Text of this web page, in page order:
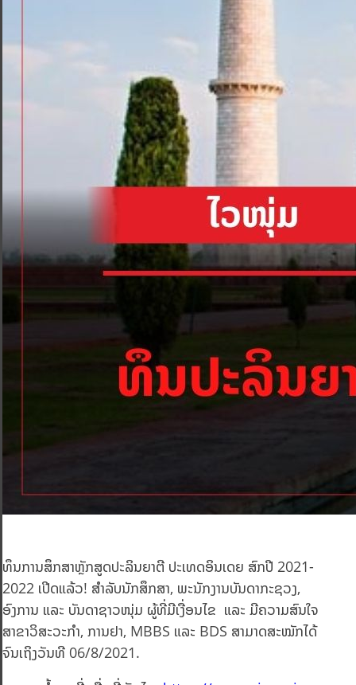
ທຶນການສຶກສາຫຼັກສູດປະລິນຍາຕີ ປະເທດອິນເດຍ ສົກປີ 2021-
2022 ເປີດແລ້ວ! ສຳລັບນັກສຶກສາ, ພະນັກງານບັນດາກະຊວງ,
ອົງການ ແລະ ບັນດາຊາວໜຸ່ມ ຜູ້ທີ່ມີເງື່ອນໄຂ ແລະ ມີຄວາມສົນໃຈ
ສາຂາວິສະວະກຳ, ການຢາ, MBBS ແລະ BDS ສາມາດສະໝັກໄດ້
ຈົນເຖິງວັນທີ 06/8/2021.